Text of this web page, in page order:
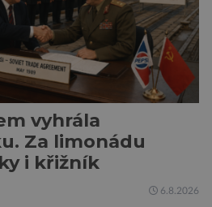
vyhrála
Za limonádu
i křižník
6.8.2026